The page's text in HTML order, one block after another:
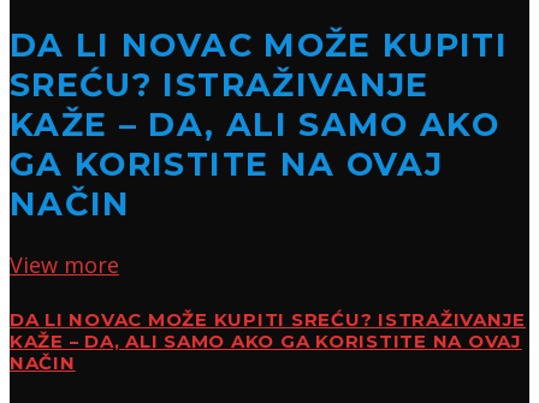
DA LI NOVAC MOŽE KUPITI
SREĆU? ISTRAŽIVANJE
KAŽE – DA, ALI SAMO AKO
GA KORISTITE NA OVAJ
NAČIN
View more
DA LI NOVAC MOŽE KUPITI SREĆU? ISTRAŽIVANJE
KAŽE – DA, ALI SAMO AKO GA KORISTITE NA OVAJ
NAČIN